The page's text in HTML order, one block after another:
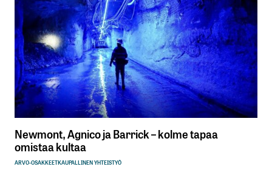
Newmont, Agnico ja Barrick – kolme tapaa
omistaa kultaa
ARVO-OSAKKEETKAUPALLINEN YHTEISTYÖ